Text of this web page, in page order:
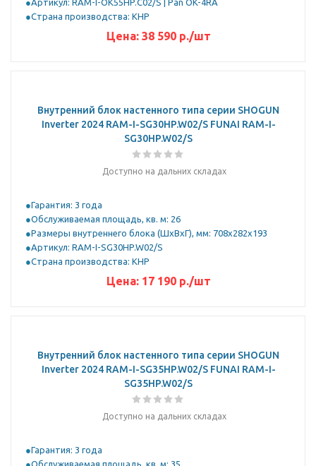
Артикул: RAM-I-OK55HP.C02/S | Pan OK-4RA
Страна производства: КНР
Цена: 38 590р./шт
Внутренний блок настенного типа серии SHOGUN
Inverter 2024 RAM-I-SG30HP.W02/S FUNAI RAM-I-
SG30HP.W02/S
Доступно на дальних складах
Гарантия: 3 года
Обслуживаемая площадь, кв. м: 26
Размеры внутреннего блока (ШхВхГ), мм: 708x282x193
Артикул: RAM-I-SG30HP.W02/S
Страна производства: КНР
Цена: 17 190р./шт
Внутренний блок настенного типа серии SHOGUN
Inverter 2024 RAM-I-SG35HP.W02/S FUNAI RAM-I-
SG35HP.W02/S
Доступно на дальних складах
Гарантия: 3 года
Обслуживаемая площадь, кв. м: 35